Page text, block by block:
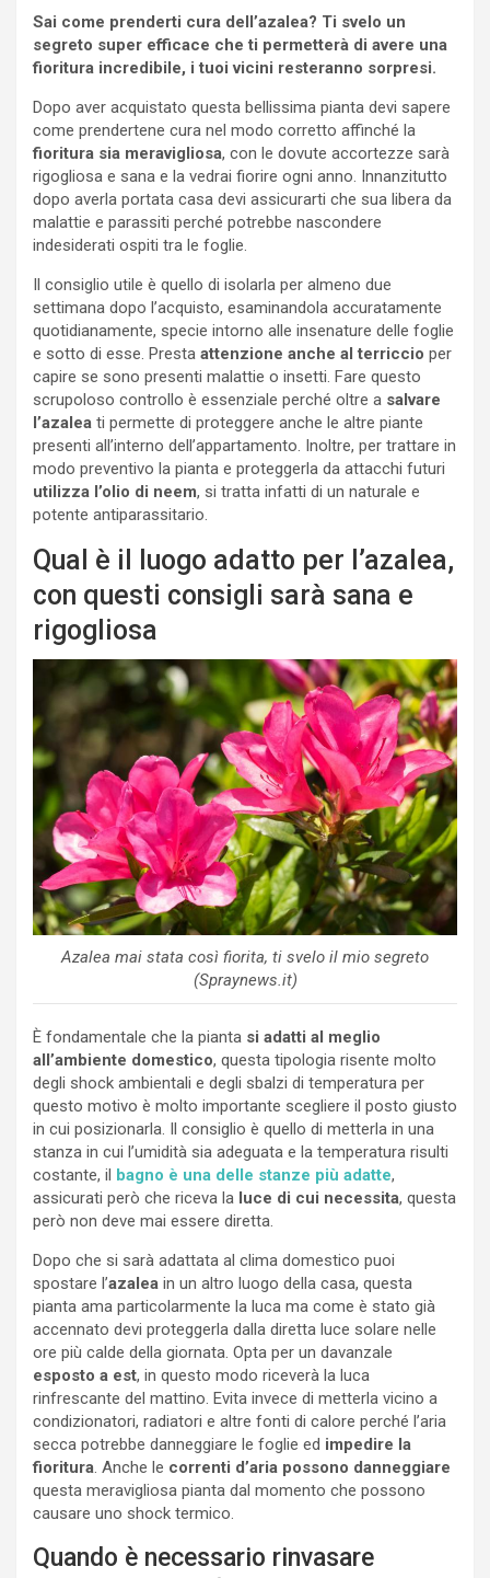
Sai come prenderti cura dell’azalea? Ti svelo un
segreto super efficace che ti permetterà di avere una
fioritura incredibile, i tuoi vicini resteranno sorpresi.
Dopo aver acquistato questa bellissima pianta devi sapere
come prendertene cura nel modo corretto affinché la
fioritura sia meravigliosa, con le dovute accortezze sarà
rigogliosa e sana e la vedrai fiorire ogni anno. Innanzitutto
dopo averla portata casa devi assicurarti che sua libera da
malattie e parassiti perché potrebbe nascondere
indesiderati ospiti tra le foglie.
Il consiglio utile è quello di isolarla per almeno due
settimana dopo l’acquisto, esaminandola accuratamente
quotidianamente, specie intorno alle insenature delle foglie
e sotto di esse. Presta attenzione anche al terriccio per
capire se sono presenti malattie o insetti. Fare questo
scrupoloso controllo è essenziale perché oltre a salvare
l’azalea ti permette di proteggere anche le altre piante
presenti all’interno dell’appartamento. Inoltre, per trattare in
modo preventivo la pianta e proteggerla da attacchi futuri
utilizza l’olio di neem, si tratta infatti di un naturale e
potente antiparassitario.
Qual è il luogo adatto per l’azalea,
con questi consigli sarà sana e
rigogliosa
Azalea mai stata così fiorita, ti svelo il mio segreto
(Spraynews.it)
È fondamentale che la pianta si adatti al meglio
all’ambiente domestico, questa tipologia risente molto
degli shock ambientali e degli sbalzi di temperatura per
questo motivo è molto importante scegliere il posto giusto
in cui posizionarla. Il consiglio è quello di metterla in una
stanza in cui l’umidità sia adeguata e la temperatura risulti
costante, il bagno è una delle stanze più adatte,
assicurati però che riceva la luce di cui necessita, questa
però non deve mai essere diretta.
Dopo che si sarà adattata al clima domestico puoi
spostare l’azalea in un altro luogo della casa, questa
pianta ama particolarmente la luca ma come è stato già
accennato devi proteggerla dalla diretta luce solare nelle
ore più calde della giornata. Opta per un davanzale
esposto a est, in questo modo riceverà la luca
rinfrescante del mattino. Evita invece di metterla vicino a
condizionatori, radiatori e altre fonti di calore perché l’aria
secca potrebbe danneggiare le foglie ed impedire la
fioritura. Anche le correnti d’aria possono danneggiare
questa meravigliosa pianta dal momento che possono
causare uno shock termico.
Quando è necessario rinvasare